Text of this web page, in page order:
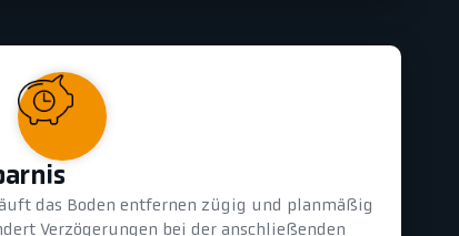
das Boden entfernen zügig und planmäßig
Verzögerungen bei der anschließenden